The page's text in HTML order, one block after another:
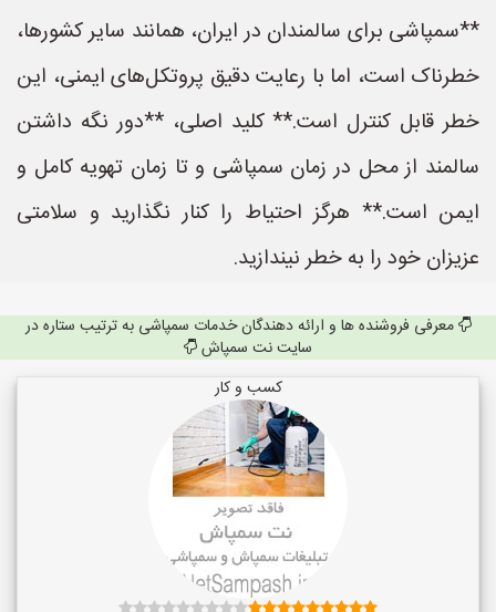
**سمپاشی برای سالمندان در ایران، همانند سایر کشورها،
خطرناک است، اما با رعایت دقیق پروتکل‌های ایمنی، این
خطر قابل کنترل است.** کلید اصلی، **دور نگه داشتن
سالمند از محل در زمان سمپاشی و تا زمان تهویه کامل و
ایمن است.** هرگز احتیاط را کنار نگذارید و سلامتی
عزیزان خود را به خطر نیندازید.
معرفی فروشنده ها و ارائه دهندگان خدمات سمپاشی به ترتیب ستاره در
سایت نت سمپاش
کسب و کار